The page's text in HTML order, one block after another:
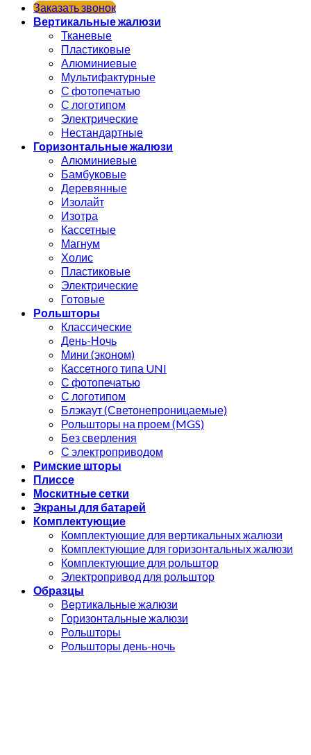
Заказать звонок
Вертикальные жалюзи
Тканевые
Пластиковые
Алюминиевые
Мультифактурные
С фотопечатью
С логотипом
Электрические
Нестандартные
Горизонтальные жалюзи
Алюминиевые
Бамбуковые
Деревянные
Изолайт
Изотра
Кассетные
Магнум
Холис
Пластиковые
Электрические
Готовые
Рольшторы
Классические
День-Ночь
Мини (эконом)
Кассетного типа UNI
С фотопечатью
С логотипом
Блэкаут (Светонепроницаемые)
Рольшторы на проем (MGS)
Без сверления
С электроприводом
Римские шторы
Плиссе
Москитные сетки
Экраны для батарей
Комплектующие
Комплектующие для вертикальных жалюзи
Комплектующие для горизонтальных жалюзи
Комплектующие для рольштор
Электропривод для рольштор
Образцы
Вертикальные жалюзи
Горизонтальные жалюзи
Рольшторы
Рольшторы день-ночь